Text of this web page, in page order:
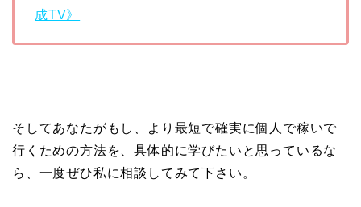
成TV》
そしてあなたがもし、より最短で確実に個人で稼いで
行くための方法を、具体的に学びたいと思っているな
ら、一度ぜひ私に相談してみて下さい。